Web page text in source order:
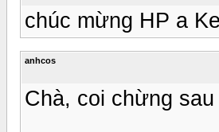
chúc mừng HP a
anhcos
Chà, coi chừng